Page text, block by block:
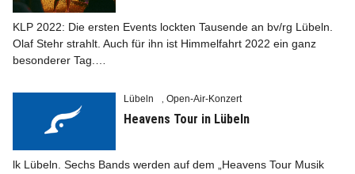
KLP 2022: Die ersten Events lockten Tausende an bv/rg Lübeln.
Olaf Stehr strahlt. Auch für ihn ist Himmelfahrt 2022 ein ganz
besonderer Tag.…
Lübeln ,Open-Air-Konzert
Heavens Tour in Lübeln
lk Lübeln. Sechs Bands werden auf dem „Heavens Tour Musik